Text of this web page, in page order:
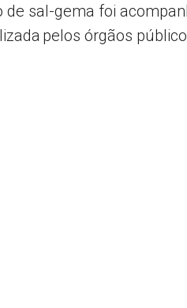
de sal-gema foi
pelos órgãos